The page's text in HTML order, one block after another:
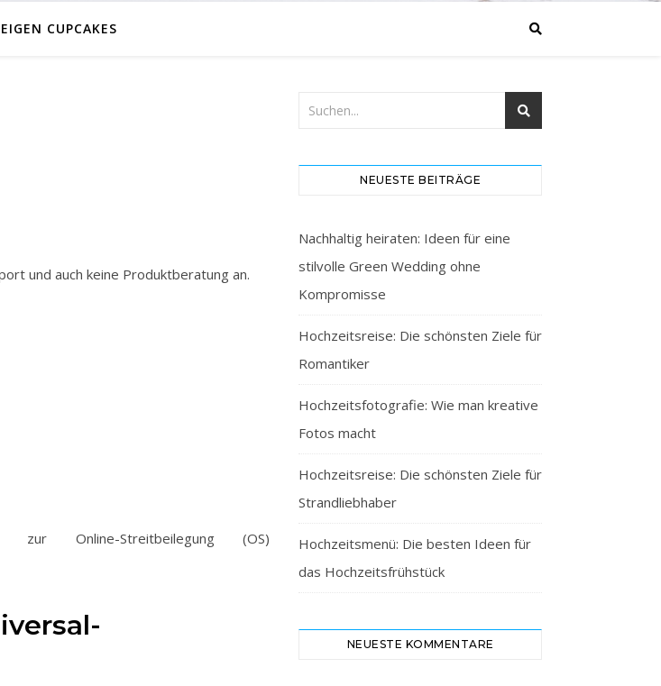
CUPCAKES
und auch keine Produktberatung an.
Online-Streitbeilegung (OS)
NEUESTE BEITRÄGE
Nachhaltig heiraten: Ideen für eine
stilvolle Green Wedding ohne
Kompromisse
Hochzeitsreise: Die schönsten Ziele für
Romantiker
Hochzeitsfotografie: Wie man kreative
Fotos macht
Hochzeitsreise: Die schönsten Ziele für
Strandliebhaber
Hochzeitsmenü: Die besten Ideen für
das Hochzeitsfrühstück
NEUESTE KOMMENTARE